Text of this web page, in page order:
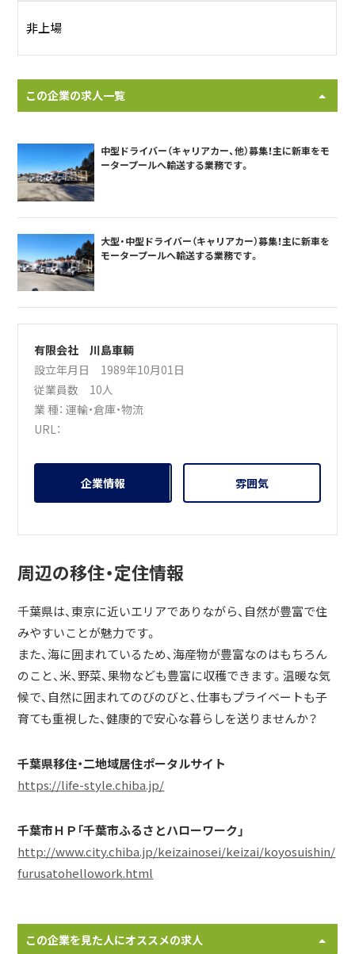
非上場
この企業の求人一覧
中型ドライバー（キャリアカー、他）募集！主に新車をモ
ータープールへ輸送する業務です。
大型・中型ドライバー（キャリアカー）募集！主に新車を
モータープールへ輸送する業務です。
有限会社 川島車輌
設立年月日 1989年10月01日
従業員数 10人
業 種：運輸・倉庫・物流
URL：
企業情報 雰囲気
周辺の移住・定住情報
千葉県は、東京に近いエリアでありながら、自然が豊富で住
みやすいことが魅力です。
また、海に囲まれているため、海産物が豊富なのはもちろん
のこと、米、野菜、果物なども豊富に収穫できます。温暖な気
候で、自然に囲まれてのびのびと、仕事もプライベートも子
育ても重視した、健康的で安心な暮らしを送りませんか？
千葉県移住・二地域居住ポータルサイト
https://life-style.chiba.jp/
千葉市ＨＰ「千葉市ふるさとハローワーク」
http://www.city.chiba.jp/keizainosei/keizai/koyosuishin/
furusatohellowork.html
この企業を見た人にオススメの求人